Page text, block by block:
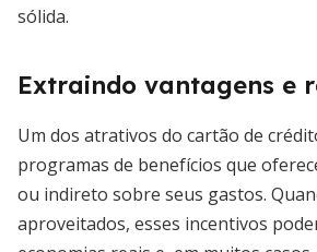
sólida.
Extraindo vantagens e
Um dos atrativos do cartão de
programas de benefícios que
ou indireto sobre seus gastos.
aproveitados, esses incentivos